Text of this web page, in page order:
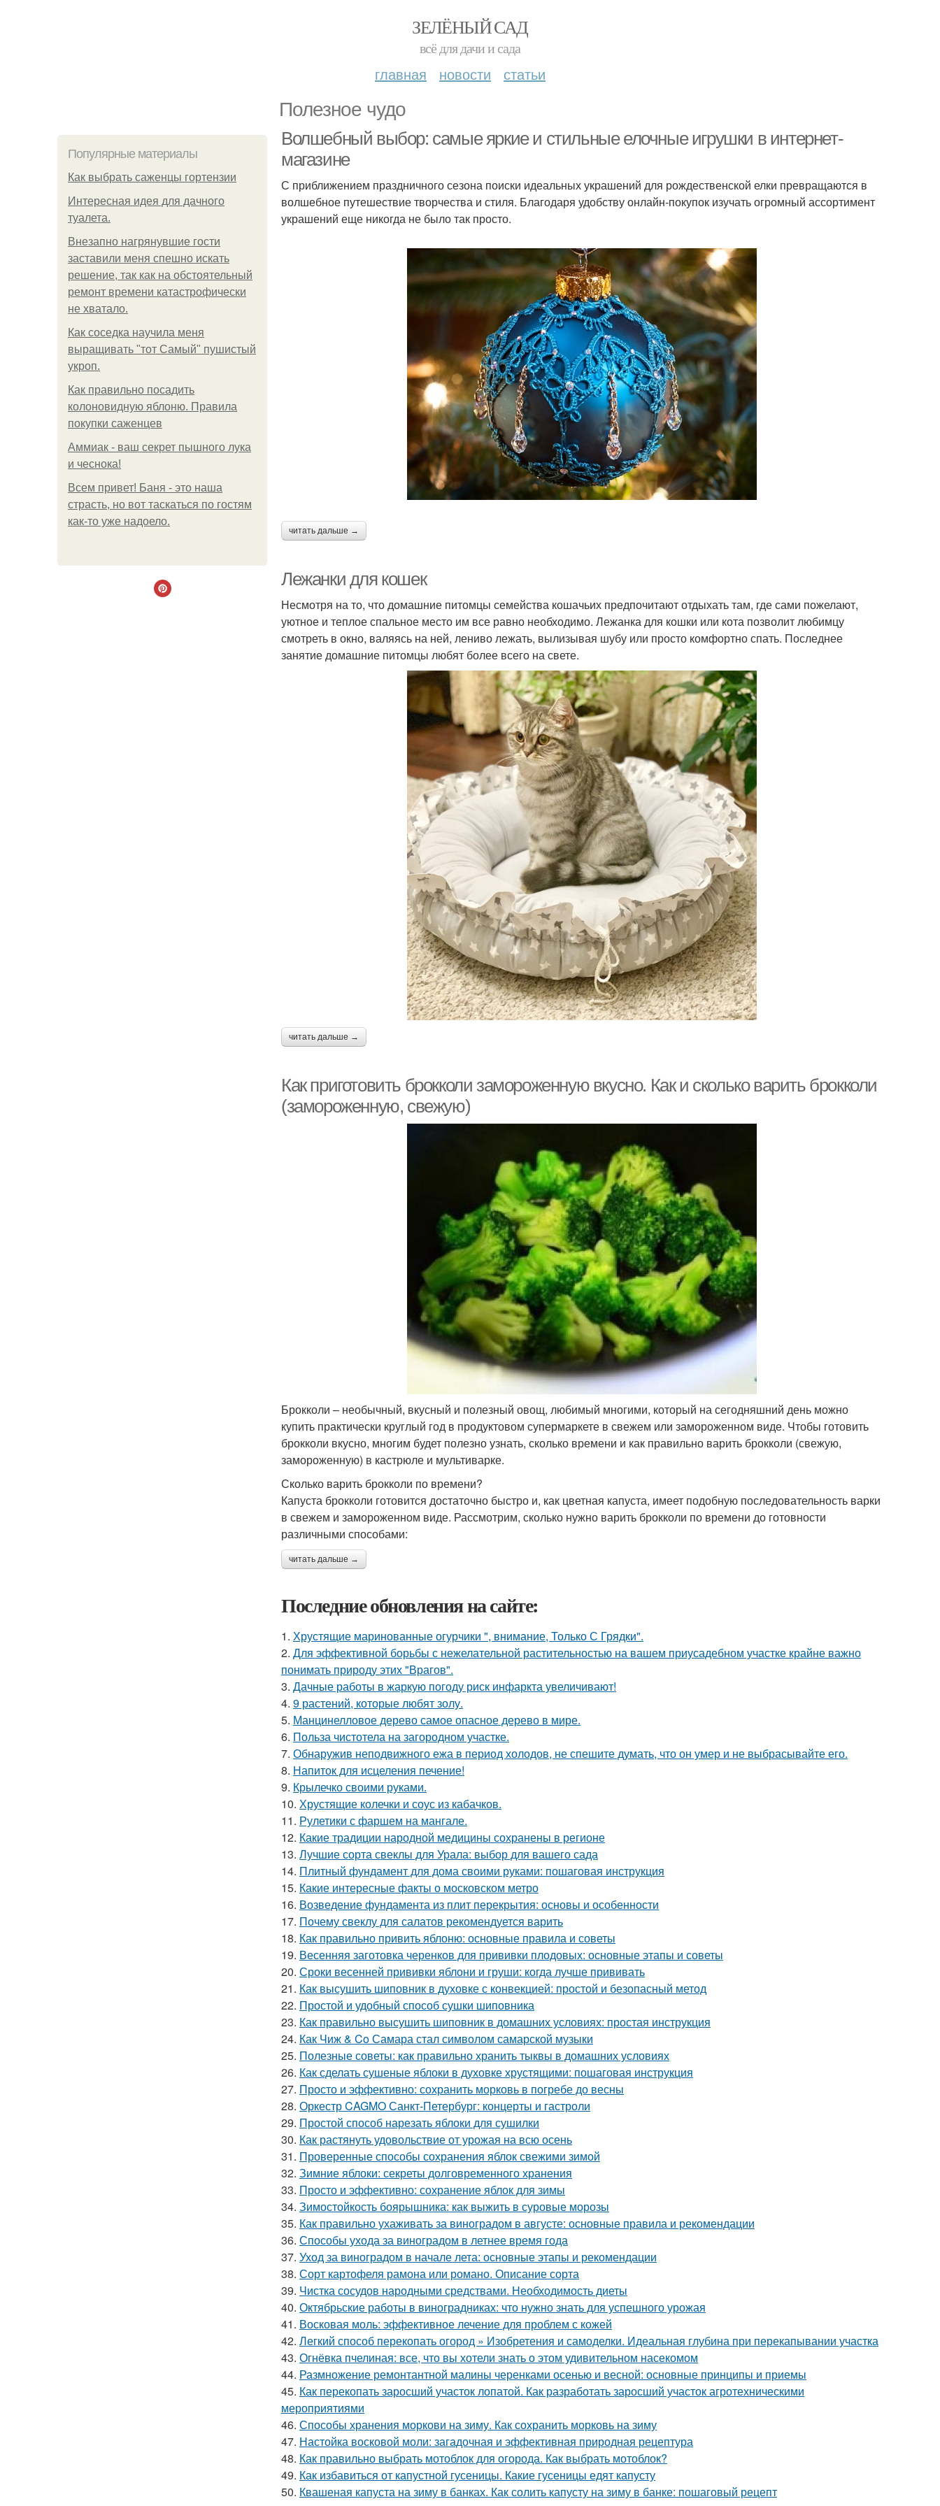
ЗЕЛЁНЫЙ САД
всё для дачи и сада
главная новости статьи
Полезное чудо
Популярные материалы
Как выбрать саженцы гортензии
Интересная идея для дачного
туалета.
Внезапно нагрянувшие гости
заставили меня спешно искать
решение, так как на обстоятельный
ремонт времени катастрофически
не хватало.
Как соседка научила меня
выращивать "тот Самый" пушистый
укроп.
Как правильно посадить
колоновидную яблоню. Правила
покупки саженцев
Аммиак - ваш секрет пышного лука
и чеснока!
Всем привет! Баня - это наша
страсть, но вот таскаться по гостям
как-то уже надоело.
Волшебный выбор: самые яркие и стильные елочные игрушки в интернет-
магазине
С приближением праздничного сезона поиски идеальных украшений для рождественской елки превращаются в
волшебное путешествие творчества и стиля. Благодаря удобству онлайн-покупок изучать огромный ассортимент
украшений еще никогда не было так просто.
читать дальше →
Лежанки для кошек
Несмотря на то, что домашние питомцы семейства кошачьих предпочитают отдыхать там, где сами пожелают,
уютное и теплое спальное место им все равно необходимо. Лежанка для кошки или кота позволит любимцу
смотреть в окно, валяясь на ней, лениво лежать, вылизывая шубу или просто комфортно спать. Последнее
занятие домашние питомцы любят более всего на свете.
читать дальше →
Как приготовить брокколи замороженную вкусно. Как и сколько варить брокколи
(замороженную, свежую)
Брокколи – необычный, вкусный и полезный овощ, любимый многими, который на сегодняшний день можно
купить практически круглый год в продуктовом супермаркете в свежем или замороженном виде. Чтобы готовить
брокколи вкусно, многим будет полезно узнать, сколько времени и как правильно варить брокколи (свежую,
замороженную) в кастрюле и мультиварке.
Сколько варить брокколи по времени?
Капуста брокколи готовится достаточно быстро и, как цветная капуста, имеет подобную последовательность варки
в свежем и замороженном виде. Рассмотрим, сколько нужно варить брокколи по времени до готовности
различными способами:
читать дальше →
Последние обновления на сайте:
1. Хрустящие маринованные огурчики ", внимание, Только С Грядки".
2. Для эффективной борьбы с нежелательной растительностью на вашем приусадебном участке крайне важно
понимать природу этих "Врагов".
3. Дачные работы в жаркую погоду риск инфаркта увеличивают!
4. 9 растений, которые любят золу.
5. Манцинелловое дерево самое опасное дерево в мире.
6. Польза чистотела на загородном участке.
7. Обнаружив неподвижного ежа в период холодов, не спешите думать, что он умер и не выбрасывайте его.
8. Напиток для исцеления печение!
9. Крылечко своими руками.
10. Хрустящие колечки и соус из кабачков.
11. Рулетики с фаршем на мангале.
12. Какие традиции народной медицины сохранены в регионе
13. Лучшие сорта свеклы для Урала: выбор для вашего сада
14. Плитный фундамент для дома своими руками: пошаговая инструкция
15. Какие интересные факты о московском метро
16. Возведение фундамента из плит перекрытия: основы и особенности
17. Почему свеклу для салатов рекомендуется варить
18. Как правильно привить яблоню: основные правила и советы
19. Весенняя заготовка черенков для прививки плодовых: основные этапы и советы
20. Сроки весенней прививки яблони и груши: когда лучше прививать
21. Как высушить шиповник в духовке с конвекцией: простой и безопасный метод
22. Простой и удобный способ сушки шиповника
23. Как правильно высушить шиповник в домашних условиях: простая инструкция
24. Как Чиж & Co Самара стал символом самарской музыки
25. Полезные советы: как правильно хранить тыквы в домашних условиях
26. Как сделать сушеные яблоки в духовке хрустящими: пошаговая инструкция
27. Просто и эффективно: сохранить морковь в погребе до весны
28. Оркестр CAGMO Санкт-Петербург: концерты и гастроли
29. Простой способ нарезать яблоки для сушилки
30. Как растянуть удовольствие от урожая на всю осень
31. Проверенные способы сохранения яблок свежими зимой
32. Зимние яблоки: секреты долговременного хранения
33. Просто и эффективно: сохранение яблок для зимы
34. Зимостойкость боярышника: как выжить в суровые морозы
35. Как правильно ухаживать за виноградом в августе: основные правила и рекомендации
36. Способы ухода за виноградом в летнее время года
37. Уход за виноградом в начале лета: основные этапы и рекомендации
38. Сорт картофеля рамона или романо. Описание сорта
39. Чистка сосудов народными средствами. Необходимость диеты
40. Октябрьские работы в виноградниках: что нужно знать для успешного урожая
41. Восковая моль: эффективное лечение для проблем с кожей
42. Легкий способ перекопать огород » Изобретения и самоделки. Идеальная глубина при перекапывании участка
43. Огнёвка пчелиная: все, что вы хотели знать о этом удивительном насекомом
44. Размножение ремонтантной малины черенками осенью и весной: основные принципы и приемы
45. Как перекопать заросший участок лопатой. Как разработать заросший участок агротехническими
мероприятиями
46. Способы хранения моркови на зиму. Как сохранить морковь на зиму
47. Настойка восковой моли: загадочная и эффективная природная рецептура
48. Как правильно выбрать мотоблок для огорода. Как выбрать мотоблок?
49. Как избавиться от капустной гусеницы. Какие гусеницы едят капусту
50. Квашеная капуста на зиму в банках. Как солить капусту на зиму в банке: пошаговый рецепт